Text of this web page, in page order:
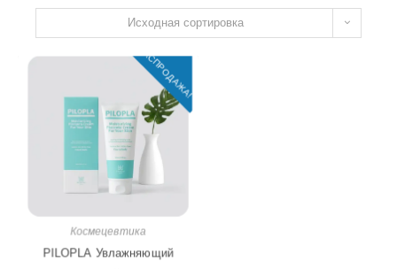
Исходная сортировка
РАСПРОДАЖА!
Космецевтика
PILOPLA Увлажняющий